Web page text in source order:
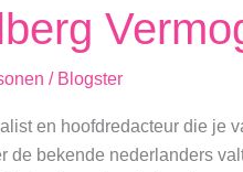
/ Blogster
en hoofdredacteur die je
de bekende nederlanders